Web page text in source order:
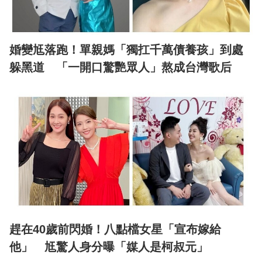
婚變尪落跑！單親媽「獨扛千萬債養孩」到處
躲黑道 「一開口驚艷眾人」熬成台灣歌后
趕在40歲前閃婚！八點檔女星「宣布嫁給
他」 尪驚人身分曝「媒人是柯叔元」